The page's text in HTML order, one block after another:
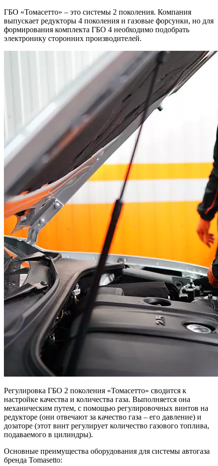
ГБО «Томасетто» – это системы 2 поколения. Компания
выпускает редукторы 4 поколения и газовые форсунки, но для
формирования комплекта ГБО 4 необходимо подобрать
электронику сторонних производителей.
Регулировка ГБО 2 поколения «Томасетто» сводится к
настройке качества и количества газа. Выполняется она
механическим путем, с помощью регулировочных винтов на
редукторе (они отвечают за качество газа – его давление) и
дозаторе (этот винт регулирует количество газового топлива,
подаваемого в цилиндры).
Основные преимущества оборудования для системы автогаза
бренда Tomasetto: